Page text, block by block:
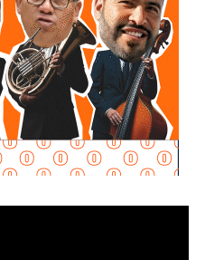
cuestionar la constante
que lejos de mejorar la
oficiales, tienden
¿Quién piensa
sin tener que subirse